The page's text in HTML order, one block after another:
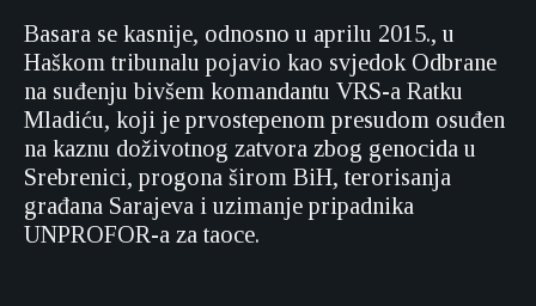
Basara se kasnije, odnosno u aprilu 2015., u
Haškom tribunalu pojavio kao svjedok Odbrane
na suđenju bivšem komandantu VRS-a Ratku
Mladiću, koji je prvostepenom presudom osuđen
na kaznu doživotnog zatvora zbog genocida u
Srebrenici, progona širom BiH, terorisanja
građana Sarajeva i uzimanje pripadnika
UNPROFOR-a za taoce.